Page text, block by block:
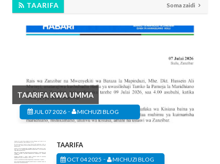
TAARIFA Soma zaidi
TAARIFA KWA UMMA
JUL 07 2026 - MICHUZI BLOG
TAARIFA
OCT 04 2025 - MICHUZI BLOG